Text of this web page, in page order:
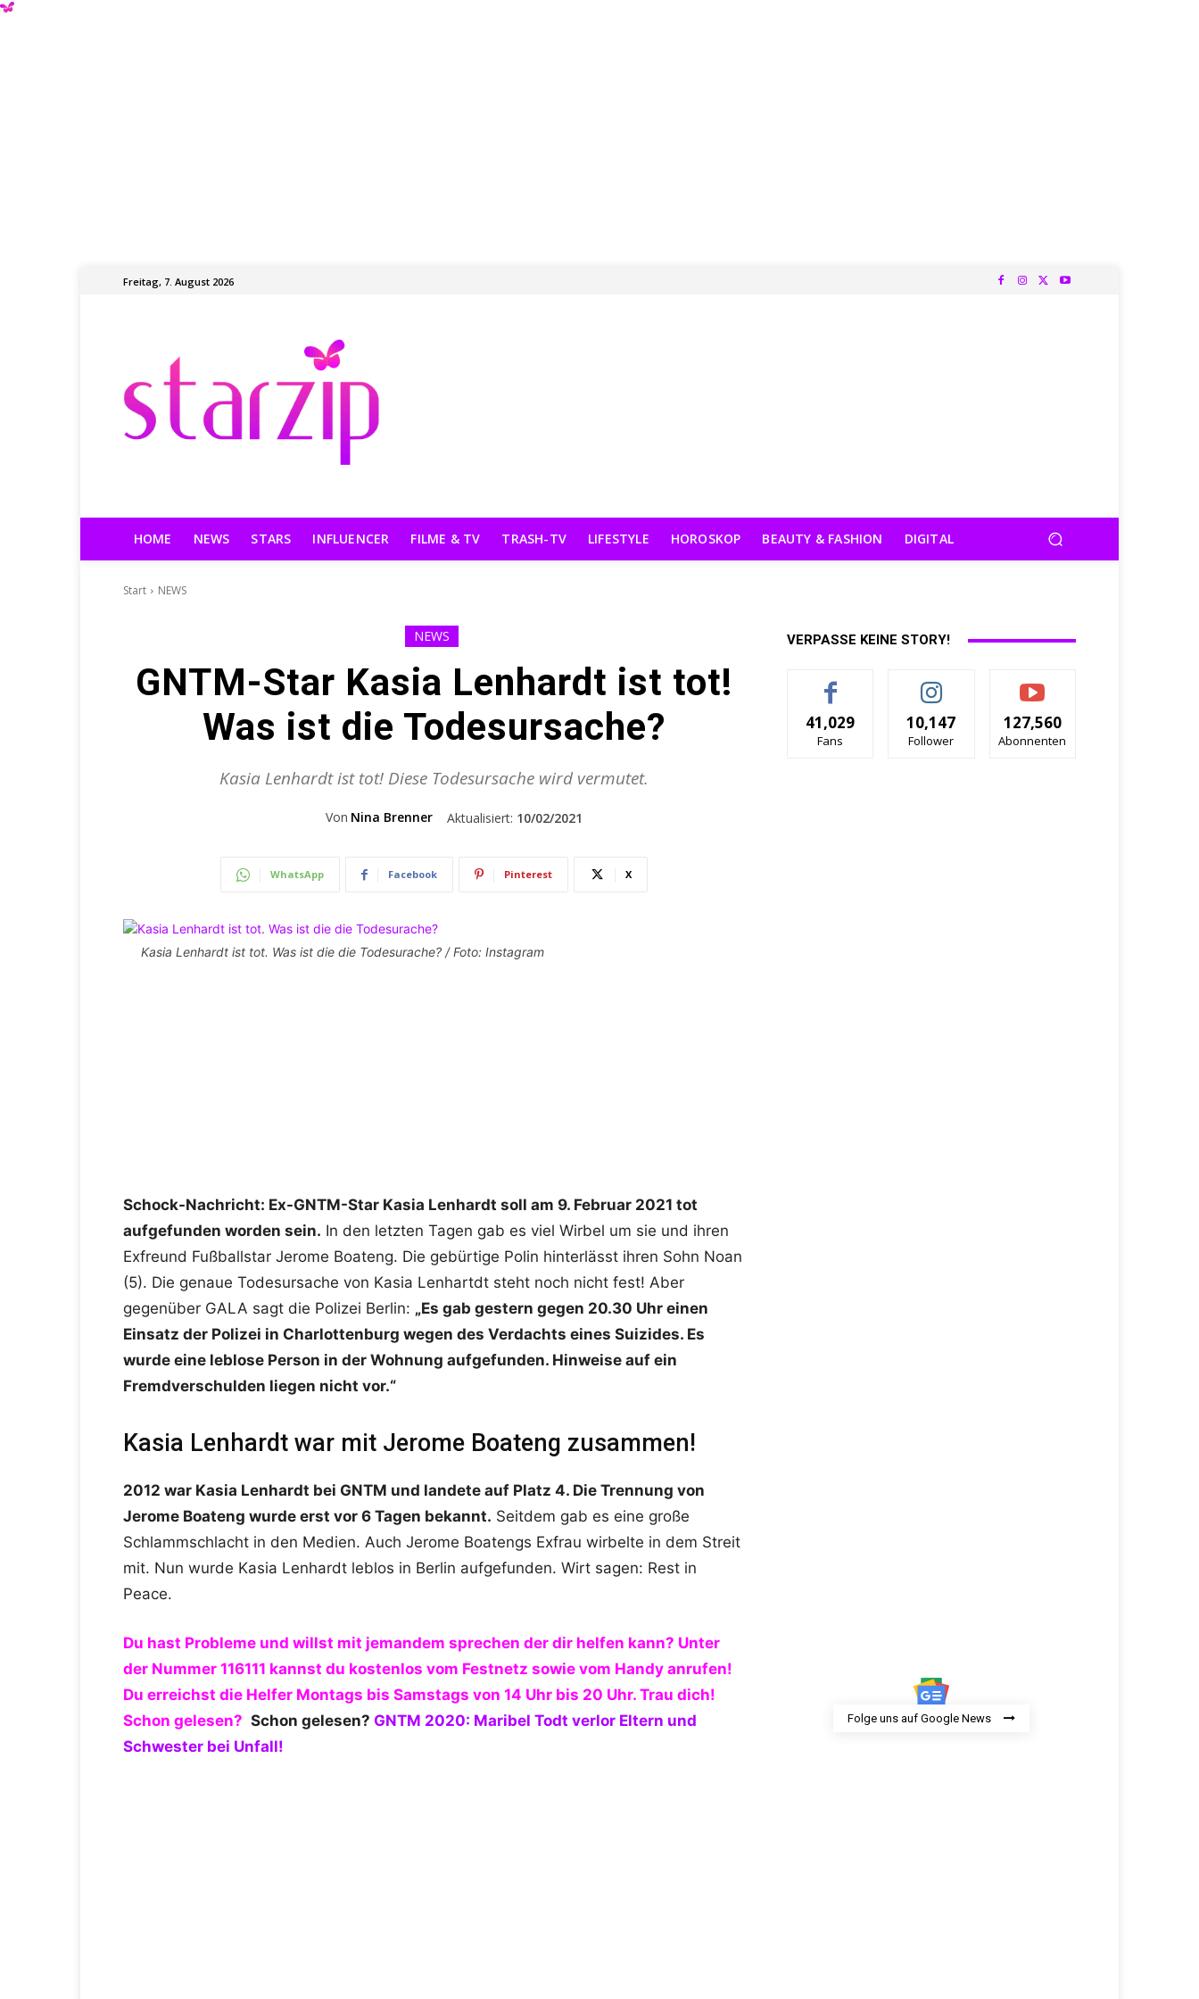
Freitag, 7. August 2026
HOME NEWS STARS INFLUENCER FILME & TV TRASH-TV LIFESTYLE HOROSKOP BEAUTY & FASHION DIGITAL
Start NEWS
NEWS
GNTM-Star Kasia Lenhardt ist tot!
Was ist die Todesursache?
Kasia Lenhardt ist tot! Diese Todesursache wird vermutet.
Von Nina Brenner Aktualisiert: 10/02/2021
WhatsApp Facebook Pinterest X
Kasia Lenhardt ist tot. Was ist die die Todesurache? / Foto: Instagram
Schock-Nachricht: Ex-GNTM-Star Kasia Lenhardt soll am 9. Februar 2021 tot
aufgefunden worden sein. In den letzten Tagen gab es viel Wirbel um sie und ihren
Exfreund Fußballstar Jerome Boateng. Die gebürtige Polin hinterlässt ihren Sohn Noan
(5). Die genaue Todesursache von Kasia Lenhartdt steht noch nicht fest! Aber
gegenüber GALA sagt die Polizei Berlin: „Es gab gestern gegen 20.30 Uhr einen
Einsatz der Polizei in Charlottenburg wegen des Verdachts eines Suizides. Es
wurde eine leblose Person in der Wohnung aufgefunden. Hinweise auf ein
Fremdverschulden liegen nicht vor.“
Kasia Lenhardt war mit Jerome Boateng zusammen!
2012 war Kasia Lenhardt bei GNTM und landete auf Platz 4. Die Trennung von
Jerome Boateng wurde erst vor 6 Tagen bekannt. Seitdem gab es eine große
Schlammschlacht in den Medien. Auch Jerome Boatengs Exfrau wirbelte in dem Streit
mit. Nun wurde Kasia Lenhardt leblos in Berlin aufgefunden. Wirt sagen: Rest in
Peace.
Du hast Probleme und willst mit jemandem sprechen der dir helfen kann? Unter
der Nummer 116111 kannst du kostenlos vom Festnetz sowie vom Handy anrufen!
Du erreichst die Helfer Montags bis Samstags von 14 Uhr bis 20 Uhr. Trau dich!
Schon gelesen? Schon gelesen? GNTM 2020: Maribel Todt verlor Eltern und
Schwester bei Unfall!
VERPASSE KEINE STORY!
41,029
Fans
10,147
Follower
127,560
Abonnenten
Folge uns auf Google News